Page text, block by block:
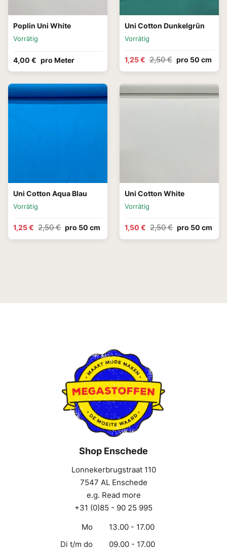
Poplin Uni White
Vorrätig
4,00 € pro Meter
Uni Cotton Dunkelgrün
Vorrätig
1,25 € 2,50 € pro 50 cm
Uni Cotton Aqua Blau
Vorrätig
1,25 € 2,50 € pro 50 cm
Uni Cotton White
Vorrätig
1,50 € 2,50 € pro 50 cm
Shop Enschede
Lonnekerbrugstraat 110
7547 AL Enschede
e.g. Read more
+31 (0)85 - 90 25 995
Mo
13.00 - 17.00
Di t/m do
09.00 - 17.00